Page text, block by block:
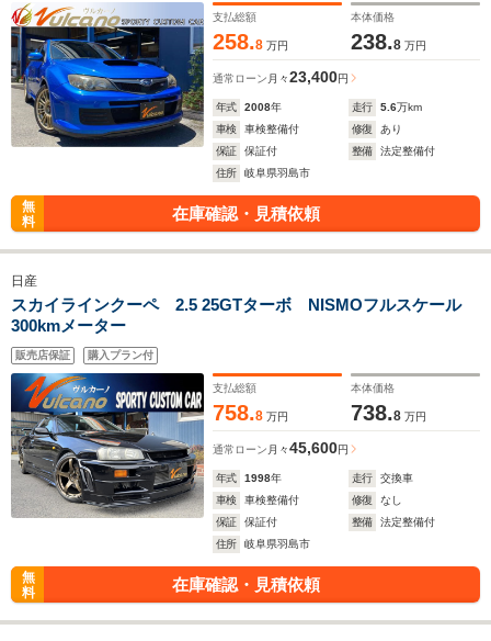
支払総額
258.8 万円
本体価格
238.8 万円
通常ローン 月々23,400円
年式 2008年 走行 5.6万km
車検
車検整備付 修復
あり
保証
保証付 整備
法定整備付
住所
岐阜県羽島市
無
料
在庫確認・見積依頼
日産
スカイラインクーペ 2.5 25GTターボ NISMOフルスケール
300kmメーター
販売店保証 購入プラン付
支払総額
758.8 万円
本体価格
738.8 万円
通常ローン 月々45,600円
年式 1998年 走行
交換車
車検
車検整備付 修復
なし
保証
保証付 整備
法定整備付
住所
岐阜県羽島市
無
料
在庫確認・見積依頼